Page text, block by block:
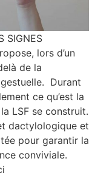
SIGNES
lors d’un
de la
Durant
ce qu’est la
LSF se construit.
dactylologique et
pour garantir la
conviviale.